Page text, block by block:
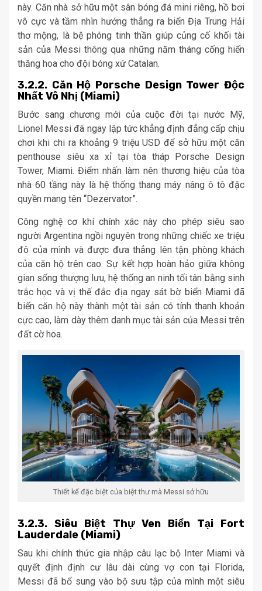
này. Căn nhà sở hữu một sân bóng đá mini riêng, hồ bơi
vô cực và tầm nhìn hướng thẳng ra biển Địa Trung Hải
thơ mộng, là bệ phóng tinh thần giúp củng cố khối tài
sản của Messi thông qua những năm tháng cống hiến
thăng hoa cho đội bóng xứ Catalan.
3.2.2. Căn Hộ Porsche Design Tower Độc
Nhất Vô Nhị (Miami)
Bước sang chương mới của cuộc đời tại nước Mỹ,
Lionel Messi đã ngay lập tức khẳng định đẳng cấp chịu
chơi khi chi ra khoảng 9 triệu USD để sở hữu một căn
penthouse siêu xa xỉ tại tòa tháp Porsche Design
Tower, Miami. Điểm nhấn làm nên thương hiệu của tòa
nhà 60 tầng này là hệ thống thang máy nâng ô tô đặc
quyền mang tên “Dezervator”.
Công nghệ cơ khí chính xác này cho phép siêu sao
người Argentina ngồi nguyên trong những chiếc xe triệu
đô của mình và được đưa thẳng lên tận phòng khách
của căn hộ trên cao. Sự kết hợp hoàn hảo giữa không
gian sống thượng lưu, hệ thống an ninh tối tân bằng sinh
trắc học và vị thế đắc địa ngay sát bờ biển Miami đã
biến căn hộ này thành một tài sản có tính thanh khoản
cực cao, làm dày thêm danh mục tài sản của Messi trên
đất cờ hoa.
Thiết kế đặc biệt của biệt thư mà Messi sở hữu
3.2.3. Siêu Biệt Thự Ven Biển Tại Fort
Lauderdale (Miami)
Sau khi chính thức gia nhập câu lạc bộ Inter Miami và
quyết định định cư lâu dài cùng vợ con tại Florida,
Messi đã bổ sung vào bộ sưu tập của mình một siêu